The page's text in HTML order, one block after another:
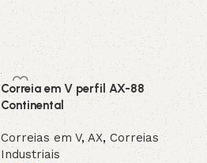
Correia em V perfil AX-88
Continental
Correias em V, AX, Correias
Industriais